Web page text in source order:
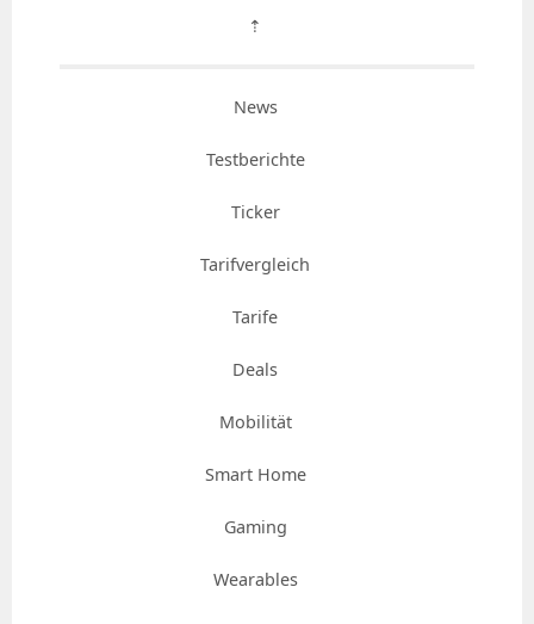
⇡
News
Testberichte
Ticker
Tarifvergleich
Tarife
Deals
Mobilität
Smart Home
Gaming
Wearables